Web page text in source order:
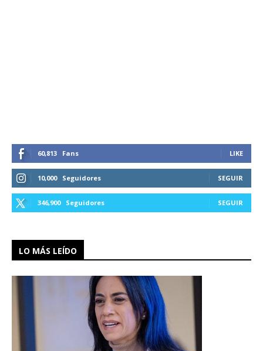
60,813 Fans LIKE
10,000 Seguidores SEGUIR
346,900 Seguidores SEGUIR
LO MÁS LEÍDO